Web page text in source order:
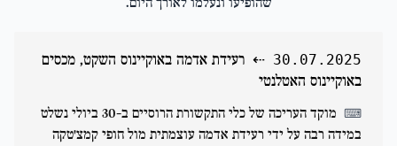
30.07.2025
⇠ רעידת אדמה באוקיינוס השקט, מכסים
באוקיינוס האטלנטי
⌨
מוקד העריכה של כלי התקשורת הרוסיים ב-30 ביולי נשלט
במידה רבה על ידי רעידת אדמה עוצמתית מול חופי קמצ'טקה